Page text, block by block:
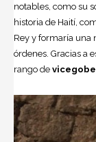
notables, como su
historia de Haití,
Rey y formaría una
órdenes. Gracias a
rango de